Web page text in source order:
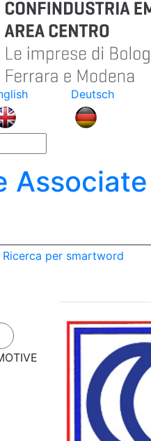
Deutsch
Associate
Ricerca per smartword